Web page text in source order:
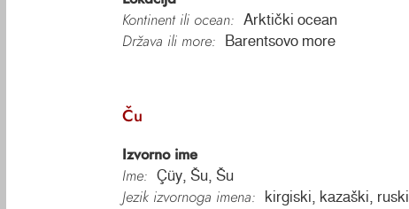
Kontinent ili ocean:
Arktički ocean
Država ili more: Barentsovo more
Ču
Izvorno ime
Ime:
Çüy, Šu, Šu
Jezik izvornoga imena: kirgiski, kazaški, ruski